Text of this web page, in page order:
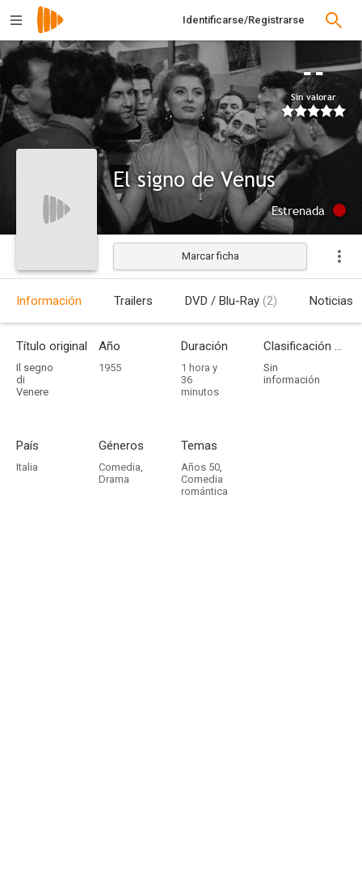
Identificarse/Registrarse
--
Sin valorar
El signo de Venus
Estrenada
Marcar ficha
Información Trailers DVD / Blu-Ray (2) Noticias
Título original
Il segno
di
Venere
Año
1955
Duración
1 hora y
36
minutos
Clasificación por edades
Sin
información
País
Italia
Géneros
Comedia,
Drama
Temas
Años 50,
Comedia
romántica